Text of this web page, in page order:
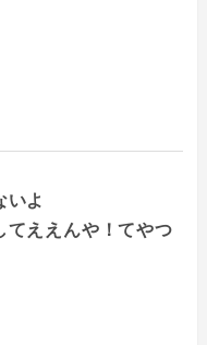
いよ
てええんや！てやつ